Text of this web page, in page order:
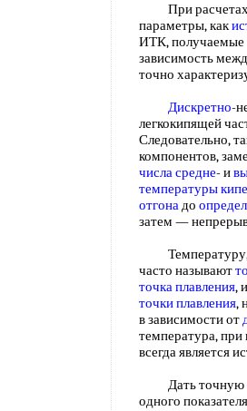
При расчетах
параметры, как
ИТК, получаемые
зависимость
точно
Дискретно-
легкокипящей
Следовательно,
компонентов,
числасредне- и
температуры
отгонадо
затем —
Температуру,
часто называют
точка плавления,
точки плавления,
в зависимости от
температура,
всегда является
Дать точную
одного